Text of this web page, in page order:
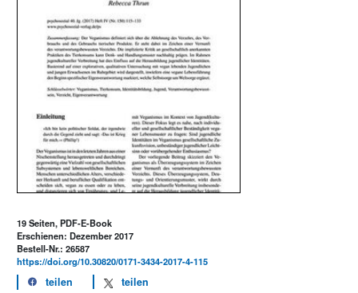
19 Seiten, PDF-E-Book
Erschienen: Dezember 2017
Bestell-Nr.: 26587
https://doi.org/10.30820/0171-3434-2017-4-115
teilen teilen